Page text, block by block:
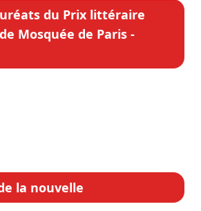
du Prix littéraire
Mosquée de Paris -
la nouvelle